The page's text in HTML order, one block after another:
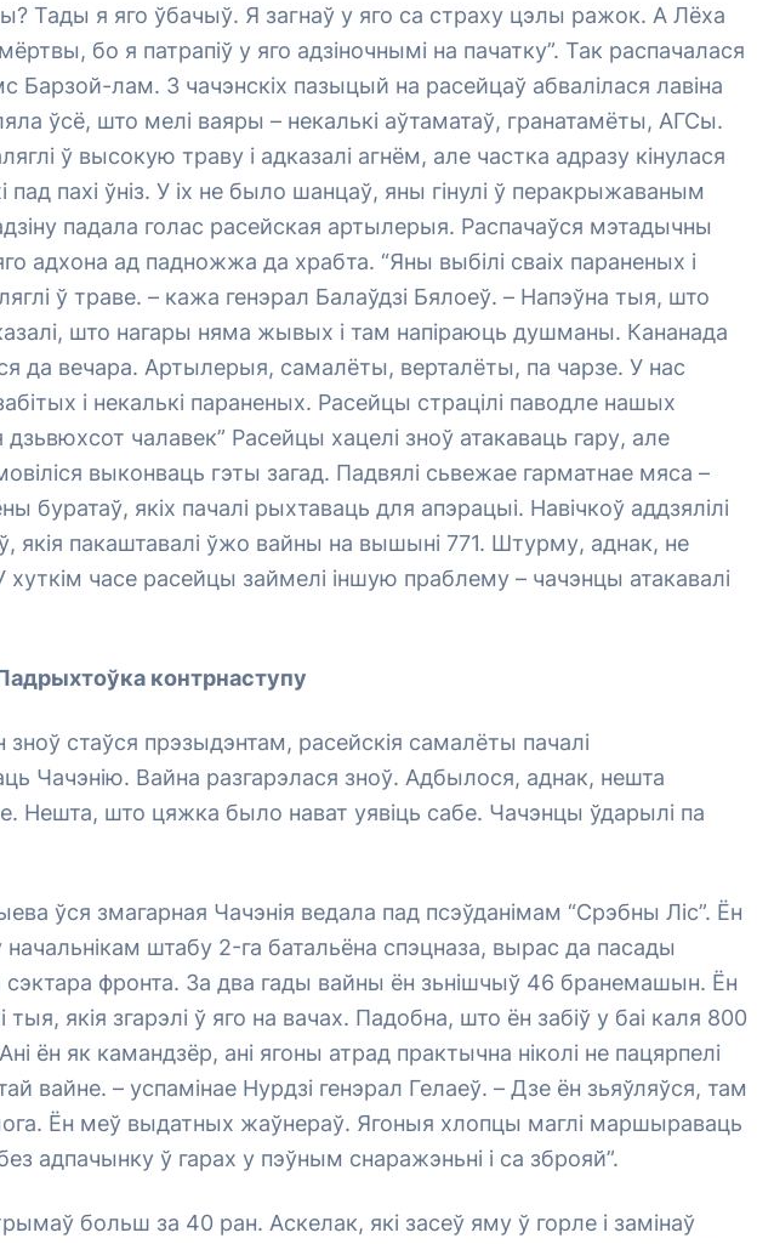
Тады я яго ўбачыў. Я загнаў у яго са страху цэлы ражок. А Лёха
бо я патрапіў у яго адзіночнымі на пачатку”. Так распачалася
Барзой-лам. З чачэнскіх пазыцый на расейцаў абвалілася лавіна
ўсё, што мелі ваяры – некалькі аўтаматаў, гранатамёты, АГСы.
ў высокую траву і адказалі агнём, але частка адразу кінулася
пад пахі ўніз. У іх не было шанцаў, яны гінулі ў перакрыжаваным
падала голас расейская артылерыя. Распачаўся мэтадычны
адхона ад падножжа да храбта. “Яны выбілі сваіх параненых і
ў траве. – кажа генэрал Балаўдзі Бялоеў. – Напэўна тыя, што
што нагары няма жывых і там напіраюць душманы. Кананада
да вечара. Артылерыя, самалёты, верталёты, па чарзе. У нас
і некалькі параненых. Расейцы страцілі паводле нашых
дзьвюхсот чалавек” Расейцы хацелі зноў атакаваць гару, але
выконваць гэты загад. Падвялі сьвежае гарматнае мяса –
буратаў, якіх пачалі рыхтаваць для апэрацыі. Навічкоў аддзялілі
якія пакаштавалі ўжо вайны на вышыні 771. Штурму, аднак, не
часе расейцы займелі іншую праблему – чачэнцы атакавалі
контрнаступу
зноў стаўся прэзыдэнтам, расейскія самалёты пачалі
Чачэнію. Вайна разгарэлася зноў. Адбылося, аднак, нешта
Нешта, што цяжка было нават уявіць сабе. Чачэнцы ўдарылі па
ўся змагарная Чачэнія ведала пад псэўданімам “Срэбны Ліс”. Ён
начальнікам штабу 2-га батальёна спэцназа, вырас да пасады
сэктара фронта. За два гады вайны ён зьнішчыў 46 бранемашын. Ён
тыя, якія згарэлі ў яго на вачах. Падобна, што ён забіў у баі каля 800
ён як камандзёр, ані ягоны атрад практычна ніколі не пацярпелі
вайне. – успамінае Нурдзі генэрал Гелаеў. – Дзе ён зьяўляўся, там
Ён меў выдатных жаўнераў. Ягоныя хлопцы маглі маршыраваць
адпачынку ў гарах у пэўным снаражэньні і са зброяй”.
больш за 40 ран. Аскелак, які засеў яму ў горле і замінаў